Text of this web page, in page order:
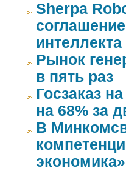
Sherpa
интеллекта
Рынок
в пять раз
Госзаказ
на 68% за
В
экономика»